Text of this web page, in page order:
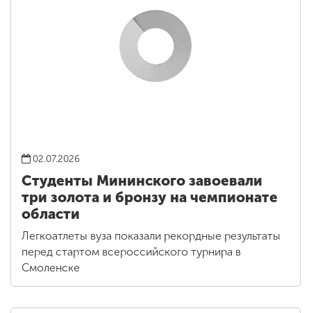
02.07.2026
Студенты Мининского завоевали
три золота и бронзу на чемпионате
области
Легкоатлеты вуза показали рекордные результаты
перед стартом всероссийского турнира в
Смоленске